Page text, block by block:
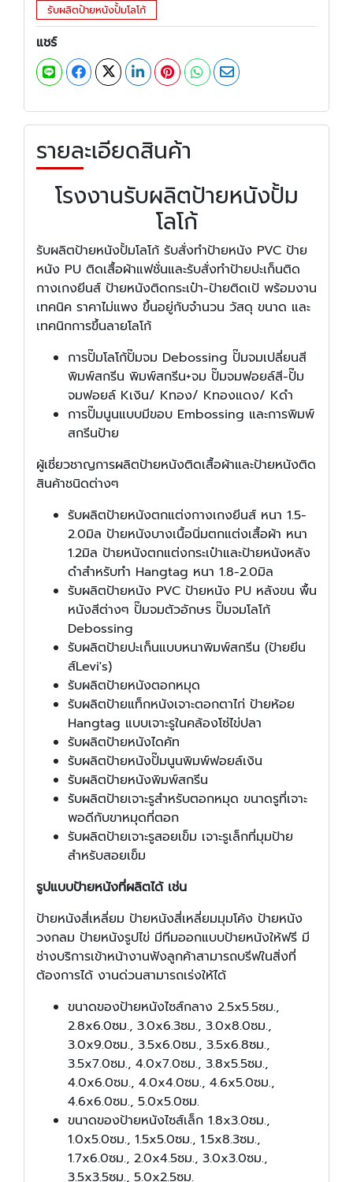
รับผลิตป้ายหนังปั้มโลโก้
แชร์
รายละเอียดสินค้า
โรงงานรับผลิตป้ายหนังปั้ม
โลโก้
รับผลิตป้ายหนังปั้มโลโก้ รับสั่งทำป้ายหนัง PVC ป้าย
หนัง PU ติดเสื้อผ้าแฟชั่นและรับสั่งทำป้ายปะเก็นติด
กางเกงยีนส์ ป้ายหนังติดกระเป๋า-ป้ายติดเป้ พร้อมงาน
เทคนิค ราคาไม่แพง ขึ้นอยู่กับจำนวน วัสดุ ขนาด และ
เทคนิกการขึ้นลายโลโก้
การปั๊มโลโก้ปั๊มจม Debossing ปั๊มจมเปลี่ยนสี
พิมพ์สกรีน พิมพ์สกรีน+จม ปั๊มจมฟอยล์สี-ปั๊ม
จมฟอยล์ Kเงิน/ Kทอง/ Kทองแดง/ Kดำ
การปั๊มนูนแบบมีขอบ Embossing และการพิมพ์
สกรีนป้าย
ผู้เชี่ยวชาญการผลิตป้ายหนังติดเสื้อผ้าและป้ายหนังติด
สินค้าชนิดต่างๆ
รับผลิตป้ายหนังตกแต่งกางเกงยีนส์ หนา 1.5-
2.0มิล ป้ายหนังบางเนื้อนิ่มตกแต่งเสื้อผ้า หนา
1.2มิล ป้ายหนังตกแต่งกระเป๋าและป้ายหนังหลัง
ดำสำหรับทำ Hangtag หนา 1.8-2.0มิล
รับผลิตป้ายหนัง PVC ป้ายหนัง PU หลังขน พื้น
หนังสีต่างๆ ปั๊มจมตัวอักษร ปั๊มจมโลโก้
Debossing
รับผลิตป้ายปะเก็นแบบหนาพิมพ์สกรีน (ป้ายยีน
ส์Levi's)
รับผลิตป้ายหนังตอกหมุด
รับผลิตป้ายแท็กหนังเจาะตอกตาไก่ ป้ายห้อย
Hangtag แบบเจาะรูในคล้องโซ่ไข่ปลา
รับผลิตป้ายหนังไดคัท
รับผลิตป้ายหนังปั๊มนูนพิมพ์ฟอยล์เงิน
รับผลิตป้ายหนังพิมพ์สกรีน
รับผลิตป้ายเจาะรูสำหรับตอกหมุด ขนาดรูที่เจาะ
พอดีกับขาหมุดที่ตอก
รับผลิตป้ายเจาะรูสอยเข็ม เจาะรูเล็กที่มุมป้าย
สำหรับสอยเข็ม
รูปแบบป้ายหนังที่ผลิตได้ เช่น
ป้ายหนังสี่เหลี่ยม ป้ายหนังสี่เหลี่ยมมุมโค้ง ป้ายหนัง
วงกลม ป้ายหนังรูปไข่ มีทีมออกแบบป้ายหนังให้ฟรี มี
ช่างบริการเข้าหน้างานฟังลูกค้าสามารถบรีฟในสิ่งที่
ต้องการได้ งานด่วนสามารถเร่งให้ได้
ขนาดของป้ายหนังไซส์กลาง 2.5x5.5ซม.,
2.8x6.0ซม., 3.0x6.3ซม., 3.0x8.0ซม.,
3.0x9.0ซม., 3.5x6.0ซม., 3.5x6.8ซม.,
3.5x7.0ซม., 4.0x7.0ซม., 3.8x5.5ซม.,
4.0x6.0ซม., 4.0x4.0ซม., 4.6x5.0ซม.,
4.6x6.0ซม., 5.0x5.0ซม.
ขนาดของป้ายหนังไซส์เล็ก 1.8x3.0ซม.,
1.0x5.0ซม., 1.5x5.0ซม., 1.5x8.3ซม.,
1.7x6.0ซม., 2.0x4.5ซม., 3.0x3.0ซม.,
3.5x3.5ซม., 5.0x2.5ซม.